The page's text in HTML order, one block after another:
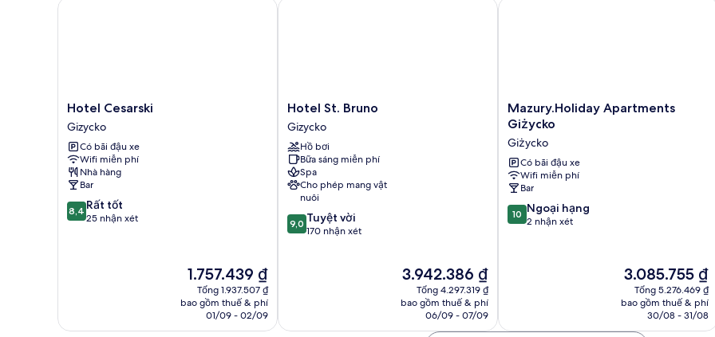
Hotel
Cesarski
Gizycko
Hotel Cesarski
Gizycko
Có bãi đậu xe
Wifi miễn phí
Nhà hàng
Bar
8.4
trên
8,4 Rất tốt
25 nhận xét
Giá
hiện
tại
1.757.439 ₫
1.757.439 ₫
Tổng 1.937.507 ₫
bao gồm thuế & phí
01/09 - 02/09
Hotel Cesarski
Hotel
St.
Bruno
Gizycko
Hotel St. Bruno
Gizycko
Hồ bơi
Bữa sáng miễn phí
Spa
Cho phép mang vật
nuôi
9.0
trên
9,0 Tuyệt vời
170 nhận xét
Giá
hiện
tại
3.942.386 ₫
3.942.386 ₫
Tổng 4.297.319 ₫
bao gồm thuế & phí
06/09 - 07/09
Hotel St. Bruno
Mazury.Holiday
Apartments
Giżycko
Giżycko
Mazury.Holiday Apartments
Giżycko
Giżycko
Có bãi đậu xe
Wifi miễn phí
Bar
10.0
trên
10 Ngoại hạng
2 nhận xét
Giá
hiện
tại
3.085.755 ₫
3.085.755 ₫
Tổng 5.276.469 ₫
bao gồm thuế & phí
30/08 - 31/08
Mazury.Holiday Apartments Giżycko